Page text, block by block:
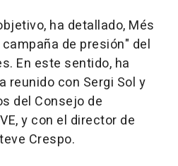
ha detallado, Més
de presión" del
En este sentido, ha
reunido con Sergi Sol y
del Consejo de
y con el director de
Crespo.